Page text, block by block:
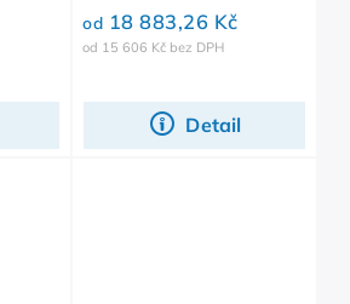
od 15 606 Kč bez DPH
od 18 883,26 Kč
Detail